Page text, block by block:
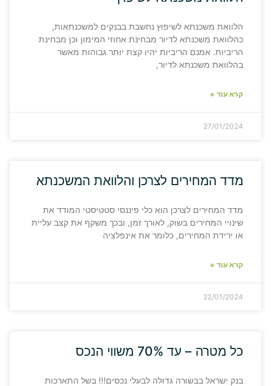
הלוואת משכנתא לשיפוץ נחשבת בבנקים למשכנתאות,
כהלוואת משכנתא לדיור מבחינת אחוזי המימון וכן מבחינת
הריביות. אמנם הריביות יהיו קצת יותר גבוהות מאשר
בהלוואת משכנתא לדיור,
קרא עוד »
27/01/2024
מדד המחירים לצרכן והלוואת המשכנתא
מדד המחירים לצרכן הוא כלי פיננסי סטטיסטי המודד את
שינויי המחירים בשוק, לאורך זמן, ובכך משקף את קצב עליית
או ירידת המחירים, כלומר את אינפלציה
קרא עוד »
22/01/2024
כל מטרה – עד 70% משווי הנכס
בנק ישראל בבשורה גדולה לבעלי נכסים!!! בשל התארכות